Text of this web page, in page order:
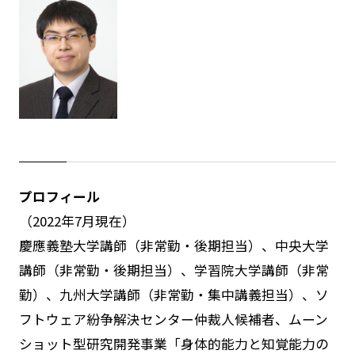
プロフィール
（2022年7月現在）
慶應義塾大学講師（非常勤・後期担当）、中央大学
講師（非常勤・後期担当）、学習院大学講師（非常
勤）、九州大学講師（非常勤・集中講義担当）、ソ
フトウェア紛争解決センター仲裁人候補者、ムーン
ショット型研究開発事業「身体的能力と知覚能力の